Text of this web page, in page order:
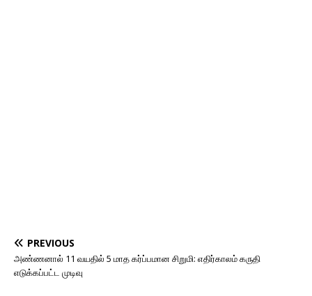
PREVIOUS
அண்ணனால் 11 வயதில் 5 மாத கர்ப்பமான சிறுமி: எதிர்காலம் கருதி
எடுக்கப்பட்ட முடிவு